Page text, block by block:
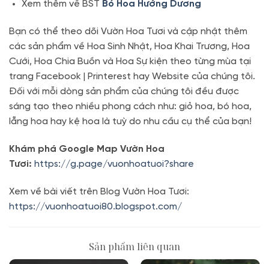
Xem thêm về BST Bó Hoa Hướng Dương
Bạn có thể theo dõi Vườn Hoa Tươi và cập nhật thêm
các sản phẩm về Hoa Sinh Nhật, Hoa Khai Trương, Hoa
Cưới, Hoa Chia Buồn và Hoa Sự kiện theo từng mùa tại
trang Facebook | Printerest hay Website của chúng tôi.
Đối với mỗi dòng sản phẩm của chúng tôi đều được
sáng tạo theo nhiều phong cách như: giỏ hoa, bó hoa,
lẵng hoa hay kệ hoa là tuỳ do nhu cầu cụ thể của bạn!
Khám phá Google Map Vườn Hoa
Tươi: https://g.page/vuonhoatuoi?share
Xem về bài viết trên Blog Vườn Hoa Tươi:
https://vuonhoatuoi80.blogspot.com/
Sản phẩm liên quan